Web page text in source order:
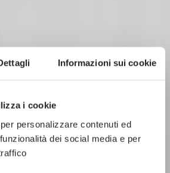
Informazioni sui cookie
i cookie
personalizzare contenuti ed
dei social media e per